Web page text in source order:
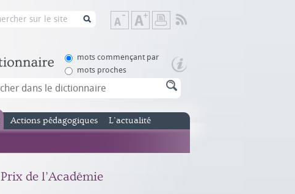
Diminuer
la
de
Augmenter
la
de
mots commençant par
mots proches
Actions pédagogiques L’actualité
Prix de l’Académie